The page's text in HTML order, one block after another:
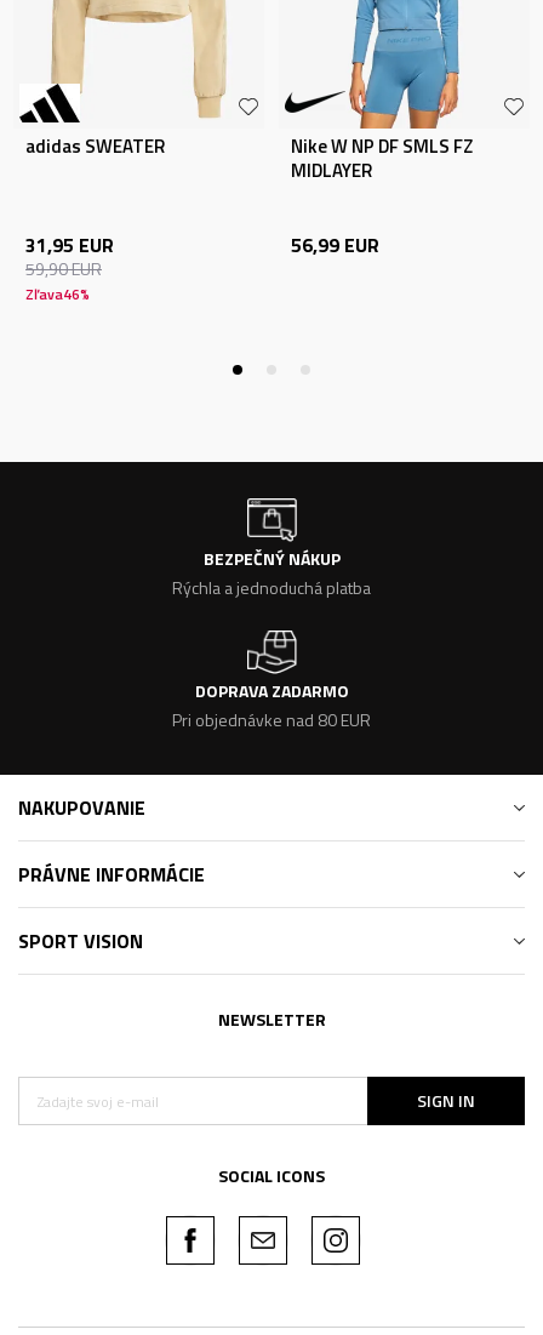
adidas SWEATER
31,95 EUR
59,90EUR
Zľava46%
Nike W NP DF SMLS FZ
MIDLAYER
56,99 EUR
BEZPEČNÝ NÁKUP
Rýchla a jednoduchá platba
DOPRAVA ZADARMO
Pri objednávke nad 80 EUR
NAKUPOVANIE
PRÁVNE INFORMÁCIE
SPORT VISION
NEWSLETTER
SIGN IN
SOCIAL ICONS